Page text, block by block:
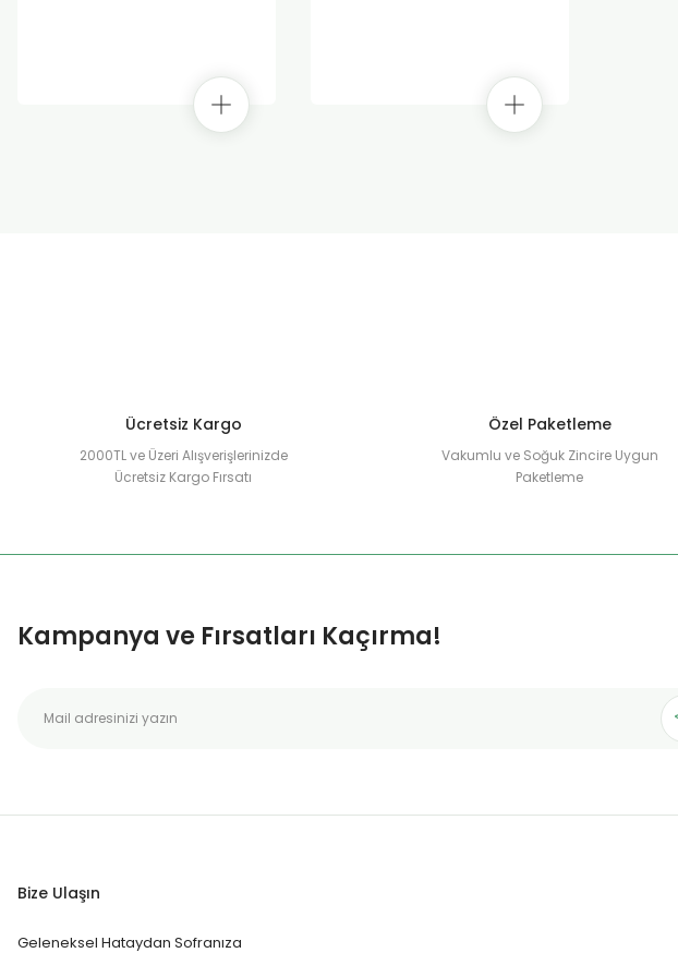
Ücretsiz Kargo
2000TL ve Üzeri Alışverişlerinizde
Ücretsiz Kargo Fırsatı
Özel Paketleme
Vakumlu ve Soğuk Zincire Uygun
Paketleme
Kampanya ve Fırsatları Kaçırma!
Bize Ulaşın
Geleneksel Hataydan Sofranıza